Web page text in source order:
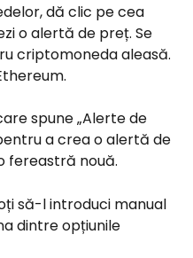
dă clic pe cea
o alertă de preț. Se
criptomoneda aleasă.
spune „Alerte de
a crea o alertă de
fereastră nouă.
să-l introduci manual
dintre opțiunile